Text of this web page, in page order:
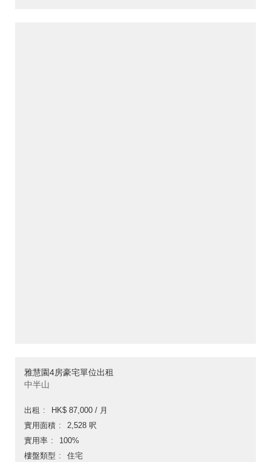
雅慧園4房豪宅單位出租
中半山
出租
HK$ 87,000 / 月
實用面積
2,528 呎
實用率
100%
樓盤類型
住宅